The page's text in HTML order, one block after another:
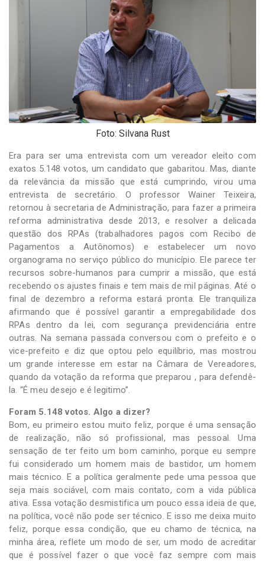
Foto: Silvana Rust
Era para ser uma entrevista com um vereador eleito com
exatos 5.148 votos, um candidato que gabaritou. Mas, diante
da relevância da missão que está cumprindo, virou uma
entrevista de secretário. O professor Wainer Teixeira,
retornou à secretaria de Administração, para fazer a primeira
reforma administrativa desde 2013, e resolver a delicada
questão dos RPAs (trabalhadores pagos com Recibo de
Pagamentos a Autônomos) e estabelecer um novo
organograma no serviço público do município. Ele parece ter
recursos sobre-humanos para cumprir a missão, que está
recebendo os ajustes finais e tem mais de mil páginas. Até o
final de dezembro a reforma estará pronta. Ele tranquiliza
afirmando que é possível garantir a empregabilidade dos
RPAs dentro da lei, com segurança previdenciária entre
outras. Na semana passada conversou com o prefeito e o
vice-prefeito e diz que optou pelo equilíbrio, mas mostrou
um grande interesse em estar na Câmara de Vereadores,
quando da votação da reforma que preparou , para defendê-
la. “É meu desejo e é legitimo”.
Foram 5.148 votos. Algo a dizer?
Bom, eu primeiro estou muito feliz, porque é uma sensação
de realização, não só profissional, mas pessoal. Uma
sensação de ter feito um bom caminho, porque eu sempre
fui considerado um homem mais de bastidor, um homem
mais técnico. E a política geralmente pede uma pessoa que
seja mais sociável, com mais contato, com a vida pública
ativa. Essa votação desmistifica um pouco essa ideia de que,
na política, você não pode ser técnico. E isso me deixa muito
feliz, porque essa condição, que eu chamo de técnica, na
minha área, reflete um modo de ser, um modo de acreditar
que é possível fazer o que você faz sempre com mais